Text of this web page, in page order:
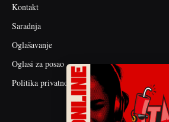
Kontakt
Saradnja
Oglašavanje
Oglasi za posao
Politika privatnosti